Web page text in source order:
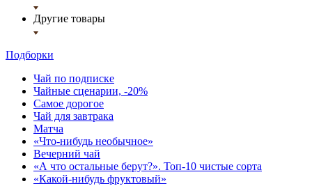
Другие товары
Подборки
Чай по подписке
Чайные сценарии, -20%
Самое дорогое
Чай для завтрака
Матча
«Что-нибудь необычное»
Вечерний чай
«А что остальные берут?». Топ-10 чистые сорта
«Какой-нибудь фруктовый»